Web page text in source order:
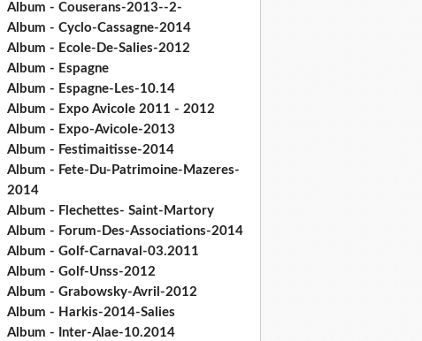
Album - Couserans-2013--2-
Album - Cyclo-Cassagne-2014
Album - Ecole-De-Salies-2012
Album - Espagne
Album - Espagne-Les-10.14
Album - Expo Avicole 2011 - 2012
Album - Expo-Avicole-2013
Album - Festimaitisse-2014
Album - Fete-Du-Patrimoine-Mazeres-
2014
Album - Flechettes- Saint-Martory
Album - Forum-Des-Associations-2014
Album - Golf-Carnaval-03.2011
Album - Golf-Unss-2012
Album - Grabowsky-Avril-2012
Album - Harkis-2014-Salies
Album - Inter-Alae-10.2014